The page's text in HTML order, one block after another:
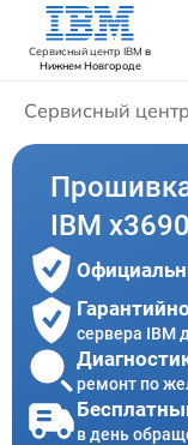
Сервисный центр IBM в
Нижнем Новгороде
Сервисный
IBM
сервера IBM
ремонт по
в день